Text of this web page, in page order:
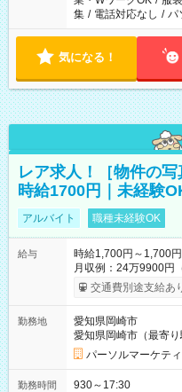
集 / 電話対応なし / パ
気になる！
レア求人！［物件の
時給1700円｜未経験
アルバイト 職種未経験OK
給与
時給1,700円～1,700円
月収例：24万9900円（7h×21日) 日払い
り） 【試用期間】試
交通費別途支給あ
勤務地
愛知県岡崎市
愛知県岡崎市（最寄り
パーソルマーケテ
勤務時間
930～17:30